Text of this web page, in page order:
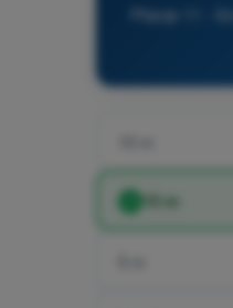
Pitanje 11 -
15 m